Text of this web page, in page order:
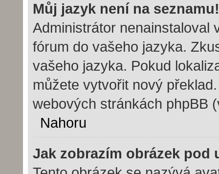
Můj jazyk není na seznamu!
Administrátor nenainstaloval
fórum do vašeho jazyka.
vašeho jazyka. Pokud
můžete vytvořit nový
webových stránkách phpBB
Nahoru
Jak zobrazím obrázek pod